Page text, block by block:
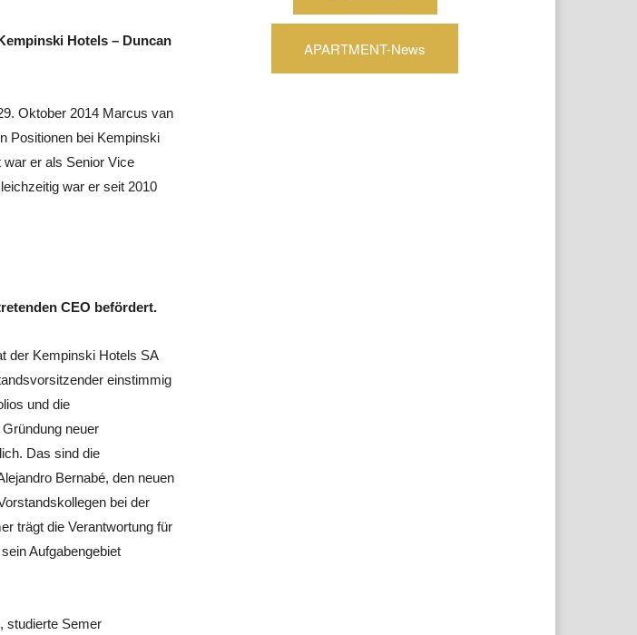
Hotels – Duncan
Oktober 2014 Marcus van
Positionen bei Kempinski
war er als Senior Vice
war er seit 2010
CEO befördert.
der Kempinski Hotels SA
einstimmig
und die
neuer
Das sind die
Bernabé, den neuen
bei der
trägt die Verantwortung für
Aufgabengebiet
studierte Semer
APARTMENT-News